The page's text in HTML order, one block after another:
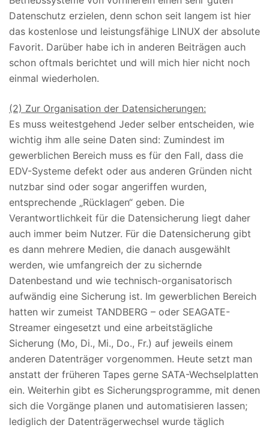
Datenschutz erzielen, denn schon seit langem ist hier
das kostenlose und leistungsfähige LINUX der absolute
Favorit. Darüber habe ich in anderen Beiträgen auch
schon oftmals berichtet und will mich hier nicht noch
einmal wiederholen.
(2) Zur Organisation der Datensicherungen:
Es muss weitestgehend Jeder selber entscheiden, wie
wichtig ihm alle seine Daten sind: Zumindest im
gewerblichen Bereich muss es für den Fall, dass die
EDV-Systeme defekt oder aus anderen Gründen nicht
nutzbar sind oder sogar angeriffen wurden,
entsprechende „Rücklagen“ geben. Die
Verantwortlichkeit für die Datensicherung liegt daher
auch immer beim Nutzer. Für die Datensicherung gibt
es dann mehrere Medien, die danach ausgewählt
werden, wie umfangreich der zu sichernde
Datenbestand und wie technisch-organisatorisch
aufwändig eine Sicherung ist. Im gewerblichen Bereich
hatten wir zumeist TANDBERG – oder SEAGATE-
Streamer eingesetzt und eine arbeitstägliche
Sicherung (Mo, Di., Mi., Do., Fr.) auf jeweils einem
anderen Datenträger vorgenommen. Heute setzt man
anstatt der früheren Tapes gerne SATA-Wechselplatten
ein. Weiterhin gibt es Sicherungsprogramme, mit denen
sich die Vorgänge planen und automatisieren lassen;
lediglich der Datenträgerwechsel wurde täglich